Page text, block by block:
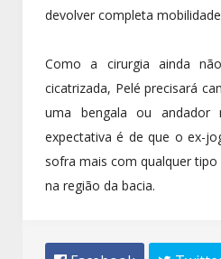
devolver completa
Como a cirurgia ainda
cicatrizada, Pelé precisará
uma bengala ou andador
expectativa é de que o ex-
sofra mais com qualquer
na região da bacia.